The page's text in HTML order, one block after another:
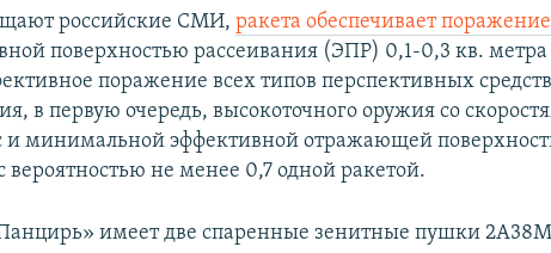
российские СМИ,ракета обеспечивает
поверхностью рассеивания (ЭПР) 0,1-0,3 кв. метра
поражение всех типов перспективных
в первую очередь, высокоточного оружия со
и минимальной эффективной отражающей
вероятностью не менее 0,7 одной ракетой.
имеет две спаренные зенитные пушки